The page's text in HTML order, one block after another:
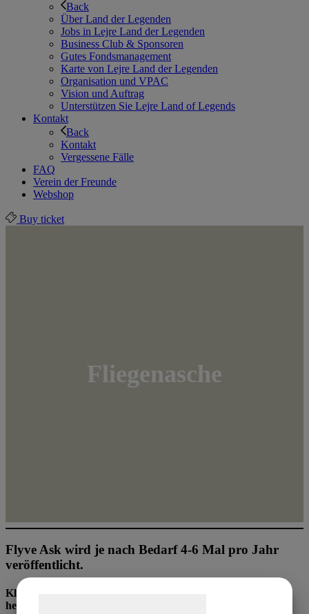
Back
Über Land der Legenden
Jobs in Lejre Land der Legenden
Business Club & Sponsoren
Gutes Fondsmanagement
Karte von Lejre Land der Legenden
Organisation und VPAC
Vision und Auftrag
Unterstützen Sie Lejre Land of Legends
Kontakt
Back
Kontakt
Vergessene Fälle
FAQ
Verein der Freunde
Webshop
Buy ticket
Fliegenasche
Flyve Ask wird je nach Bedarf 4-6 Mal pro Jahr
veröffentlicht.
Klicken Sie auf den unten stehenden Link, um das Magazin
herunterzuladen.